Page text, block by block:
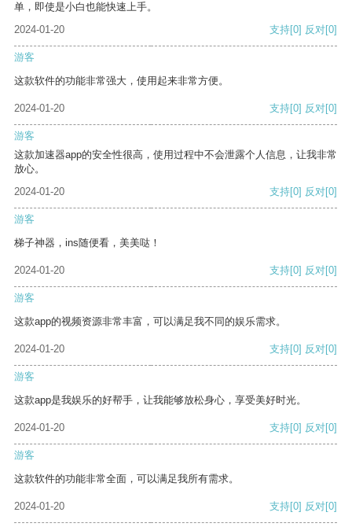
单，即使是小白也能快速上手。
2024-01-20
支持[0] 反对[0]
游客
这款软件的功能非常强大，使用起来非常方便。
2024-01-20 支持[0] 反对[0]
游客
这款加速器app的安全性很高，使用过程中不会泄露个人信息，让我非常
放心。
2024-01-20
支持[0] 反对[0]
游客
梯子神器，ins随便看，美美哒！
2024-01-20 支持[0] 反对[0]
游客
这款app的视频资源非常丰富，可以满足我不同的娱乐需求。
2024-01-20 支持[0] 反对[0]
游客
这款app是我娱乐的好帮手，让我能够放松身心，享受美好时光。
2024-01-20 支持[0] 反对[0]
游客
这款软件的功能非常全面，可以满足我所有需求。
2024-01-20 支持[0] 反对[0]